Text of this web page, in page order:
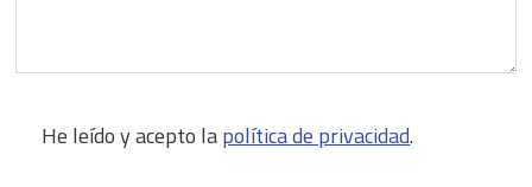
He leído y acepto lapolítica de privacidad.